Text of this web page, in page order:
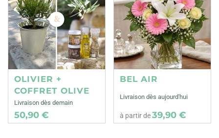
OLIVIER +
COFFRET OLIVE
Livraison dès demain
50,90 €
BEL AIR
Livraison dès aujourd'hui
à partir de39,90 €